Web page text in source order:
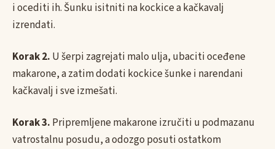
i ocediti ih. Šunku isitniti na kockice a kačkavalj
izrendati.
Korak 2. U šerpi zagrejati malo ulja, ubaciti oceđene
makarone, a zatim dodati kockice šunke i narendani
kačkavalj i sve izmešati.
Korak 3. Pripremljene makarone izručiti u podmazanu
vatrostalnu posudu, a odozgo posuti ostatkom